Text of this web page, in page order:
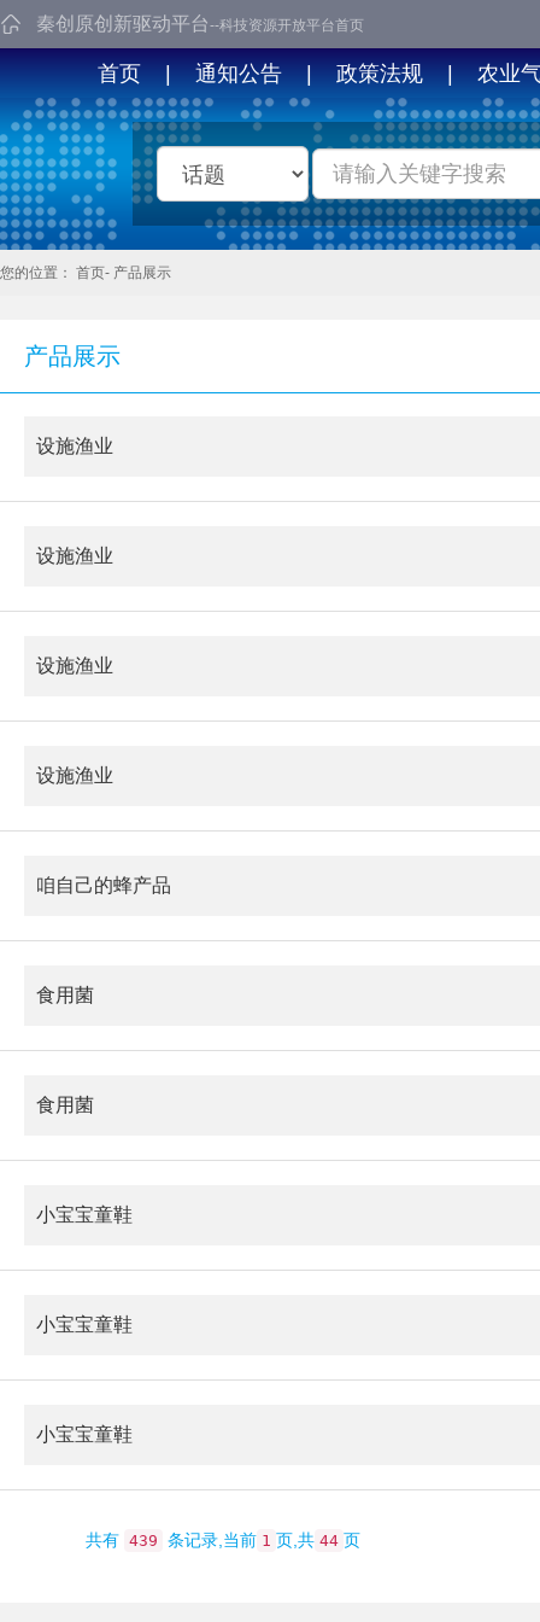
秦创原创新驱动平台--科技资源开放平台首页
首页 通知公告 政策法规 农业
您的位置： 首页- 产品展示
产品展示
设施渔业
设施渔业
设施渔业
设施渔业
咱自己的蜂产品
食用菌
食用菌
小宝宝童鞋
小宝宝童鞋
小宝宝童鞋
共有 439 条记录,当前 1 页,共 44 页